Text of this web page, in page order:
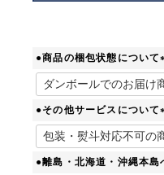
●商品の梱包状態について
(
)
●その他サービスについて
(
●離島・北海道・沖縄本島